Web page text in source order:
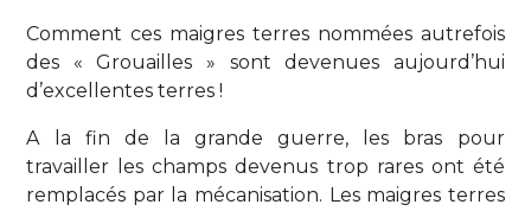
Comment ces maigres terres nommées autrefois
des « Grouailles » sont devenues aujourd’hui
d’excellentes terres !
A la fin de la grande guerre, les bras pour
travailler les champs devenus trop rares ont été
remplacés par la mécanisation. Les maigres terres